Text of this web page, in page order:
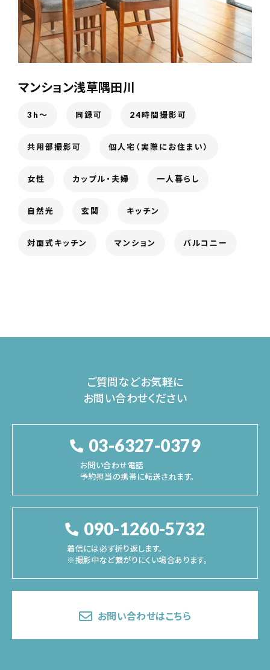
マンション浅草隅田川
3h〜 同録可 24時間撮影可
共用部撮影可 個人宅（実際にお住まい）
女性 カップル・夫婦 一人暮らし
自然光 玄関 キッチン
対面式キッチン マンション バルコニー
ご質問などお気軽に
お問い合わせください
03-6327-0379
お問い合わせ電話
予約担当の携帯に転送されます。
090-1260-5732
着信には必ず折り返します。
※撮影中など繋がりにくい場合あります。
お問い合わせはこちら
お問い合わせはこちら